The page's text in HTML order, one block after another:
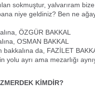
sokmuştur, yalvarıram
niye geldiniz? Ben ne
ÖZGÜR BAKKAL
OSMAN BAKKAL
da, FAZİLET
yolu ayrı ama mezarlığı
KİMDİR?